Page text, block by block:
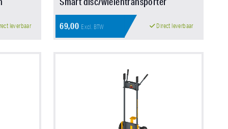
leverbaar 69,00 Excl. BTW Direct leverbaar